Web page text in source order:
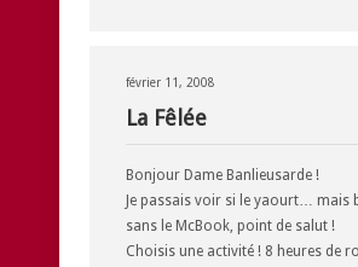
février 11, 2008
La Fêlée
Bonjour Dame Banlieusarde !
Je passais voir si le yaourt… mais
sans le McBook, point de salut !
Choisis une activité ! 8 heures de